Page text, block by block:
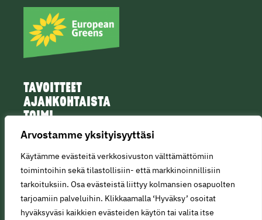
Arvostamme yksityisyyttäsi
Käytämme evästeitä verkkosivuston välttämättömiin
toimintoihin sekä tilastollisiin- että markkinoinnillisiin
tarkoituksiin. Osa evästeistä liittyy kolmansien osapuolten
tarjoamiin palveluihin. Klikkaamalla ‘Hyväksy’ osoitat
hyväksyväsi kaikkien evästeiden käytön tai valita itse
TAVOITTEET
AJANKOHTAISTA
TOIMI
IHMISET
© Copyright 2025 • All rights reserved.